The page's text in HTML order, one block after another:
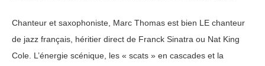
Chanteur et saxophoniste, Marc Thomas est bien LE chanteur
de jazz français, héritier direct de Franck Sinatra ou Nat King
Cole. L’énergie scénique, les « scats » en cascades et la